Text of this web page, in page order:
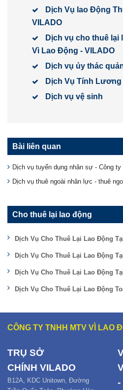
Dịch Vụ lao Động
VILADO
Dịch vụ cho thuê lại
Vì Lao Động - VILADO
Dịch vụ ủy thác
Dịch Vụ Tính
Dịch vụ vệ sinh
Bài liên quan
Dịch vụ tuyển dụng nhân sự - Công ty
Dịch vụ thuê ngoài nhân lực - thuê
Cho thuê lại lao động
Dịch Vụ Cho Thuê Lại Lao Động
Dịch Vụ Cho Thuê Lại Lao Động
Dịch Vụ Cho Thuê Lại Lao Động
Dịch Vụ Cho Thuê Lại Lao Động
CÔNG TY TNHH MTV VÌ LAO
TRỤ SỞ
CHÍNH VILADO
B12A, KDC Unitown, Đường
-